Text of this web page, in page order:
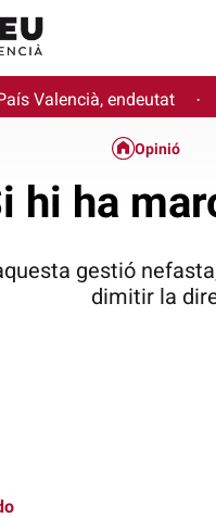
Valencià, endeutat ·
Opinió
hi ha
gestió
dimitir la